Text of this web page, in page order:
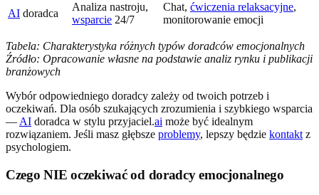
AI doradca
Analiza nastroju,
wsparcie 24/7
Chat, ćwiczenia relaksacyjne,
monitorowanie emocji
Tabela: Charakterystyka różnych typów doradców emocjonalnych
Źródło: Opracowanie własne na podstawie analiz rynku i publikacji
branżowych
Wybór odpowiedniego doradcy zależy od twoich potrzeb i
oczekiwań. Dla osób szukających zrozumienia i szybkiego wsparcia
— AI doradca w stylu przyjaciel.ai może być idealnym
rozwiązaniem. Jeśli masz głębsze problemy, lepszy będzie kontakt z
psychologiem.
Czego NIE oczekiwać od doradcy emocjonalnego